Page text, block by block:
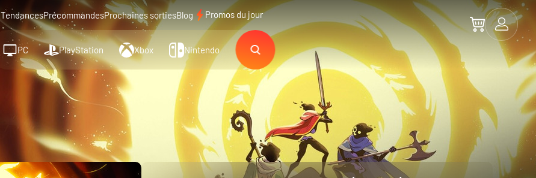
TendancesPrécommandesProchaines sortiesBlog Promos du jour
PC PlayStation Xbox Nintendo